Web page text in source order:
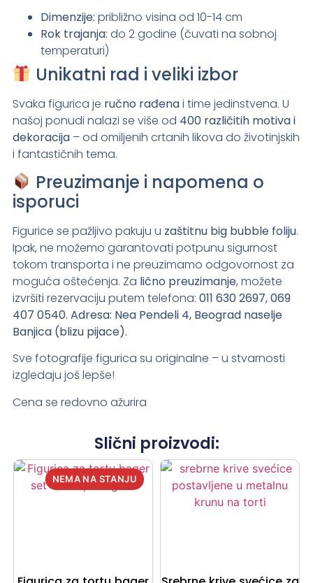
Dimenzije: približno visina od 10-14 cm
Rok trajanja: do 2 godine (čuvati na sobnoj
temperaturi)
Unikatni rad i veliki izbor
Svaka figurica je ručno rađenai time jedinstvena. U
našoj ponudi nalazi se više od 400 različitih motiva i
dekoracija– od omiljenih crtanih likova do životinjskih
i fantastičnih tema.
Preuzimanje i napomena o
isporuci
Figurice se pažljivo pakuju u zaštitnu big bubble foliju.
Ipak, ne možemo garantovati potpunu sigurnost
tokom transporta i ne preuzimamo odgovornost za
moguća oštećenja. Za lično preuzimanje, možete
izvršiti rezervaciju putem telefona: 011 630 2697, 069
407 0540. Adresa: Nea Pendeli 4, Beograd naselje
Banjica (blizu pijace).
Sve fotografije figurica su originalne – u stvarnosti
izgledaju još lepše!
Cena se redovno ažurira
Slični proizvodi: